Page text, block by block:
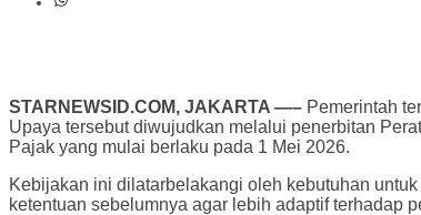
STARNEWSID.COM, JAKARTA —– Pemerintah
Upaya tersebut diwujudkan melalui penerbitan
Pajak yang mulai berlaku pada 1 Mei 2026.
Kebijakan ini dilatarbelakangi oleh kebutuhan
ketentuan sebelumnya agar lebih adaptif terhadap